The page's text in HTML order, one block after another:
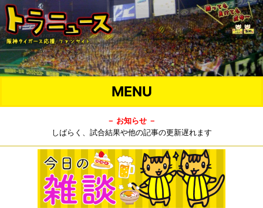
MENU
－ お知らせ －
しばらく、試合結果や他の記事の更新遅れます